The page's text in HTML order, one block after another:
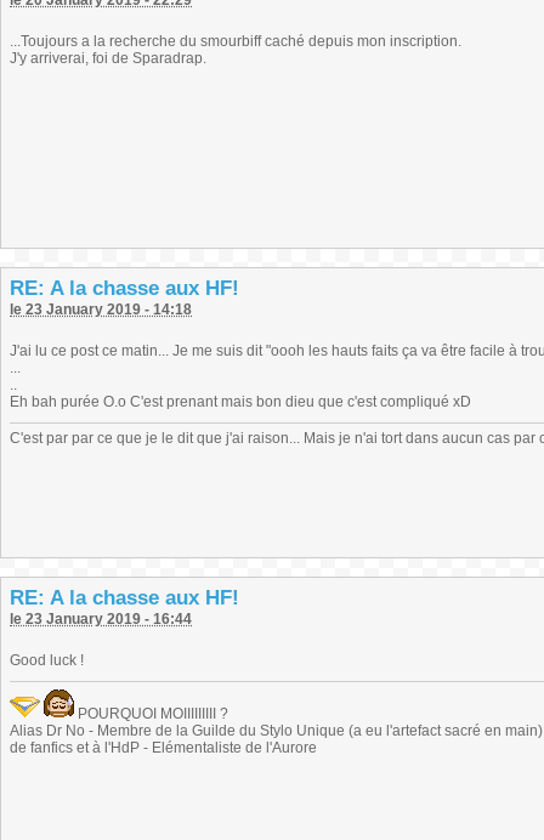
...Toujours a la recherche du smourbiff caché depuis mon inscription.
J'y arriverai, foi de Sparadrap.
RE: A la chasse aux HF!
le 23 January 2019 - 14:18
J'ai lu ce post ce matin... Je me suis dit "oooh les hauts faits ça va être facile à
...
..
Eh bah purée O.o C'est prenant mais bon dieu que c'est compliqué xD
C'est par par ce que je le dit que j'ai raison... Mais je n'ai tort dans aucun cas par
RE: A la chasse aux HF!
le 23 January 2019 - 16:44
Good luck !
POURQUOI MOIIIIIIIII ?
Alias Dr No - Membre de la Guilde du Stylo Unique (a eu l'artefact sacré en
de fanfics et à l'HdP - Elémentaliste de l'Aurore